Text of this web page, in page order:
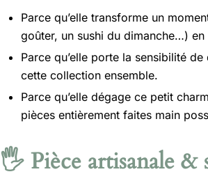
Parce qu’elle transforme un
goûter, un sushi du dimanche…)
Parce qu’elle porte la sensibilité
cette collection ensemble.
Parce qu’elle dégage ce petit
pièces entièrement faites main
🖐️ Pièce artisanale &